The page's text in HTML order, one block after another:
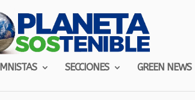
SECCIONES GREEN NEWS